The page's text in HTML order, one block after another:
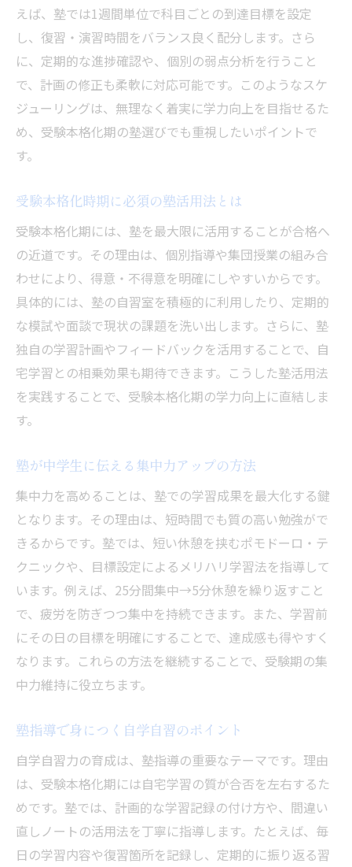
えば、塾では1週間単位で科目ごとの到達目標を設定
し、復習・演習時間をバランス良く配分します。さら
に、定期的な進捗確認や、個別の弱点分析を行うこと
で、計画の修正も柔軟に対応可能です。このようなスケ
ジューリングは、無理なく着実に学力向上を目指せるた
め、受験本格化期の塾選びでも重視したいポイントで
す。
受験本格化時期に必須の塾活用法とは
受験本格化期には、塾を最大限に活用することが合格へ
の近道です。その理由は、個別指導や集団授業の組み合
わせにより、得意・不得意を明確にしやすいからです。
具体的には、塾の自習室を積極的に利用したり、定期的
な模試や面談で現状の課題を洗い出します。さらに、塾
独自の学習計画やフィードバックを活用することで、自
宅学習との相乗効果も期待できます。こうした塾活用法
を実践することで、受験本格化期の学力向上に直結しま
す。
塾が中学生に伝える集中力アップの方法
集中力を高めることは、塾での学習成果を最大化する鍵
となります。その理由は、短時間でも質の高い勉強がで
きるからです。塾では、短い休憩を挟むポモドーロ・テ
クニックや、目標設定によるメリハリ学習法を指導して
います。例えば、25分間集中→5分休憩を繰り返すこと
で、疲労を防ぎつつ集中を持続できます。また、学習前
にその日の目標を明確にすることで、達成感も得やすく
なります。これらの方法を継続することで、受験期の集
中力維持に役立ちます。
塾指導で身につく自学自習のポイント
自学自習力の育成は、塾指導の重要なテーマです。理由
は、受験本格化期には自宅学習の質が合否を左右するた
めです。塾では、計画的な学習記録の付け方や、間違い
直しノートの活用法を丁寧に指導します。たとえば、毎
日の学習内容や復習箇所を記録し、定期的に振り返る習